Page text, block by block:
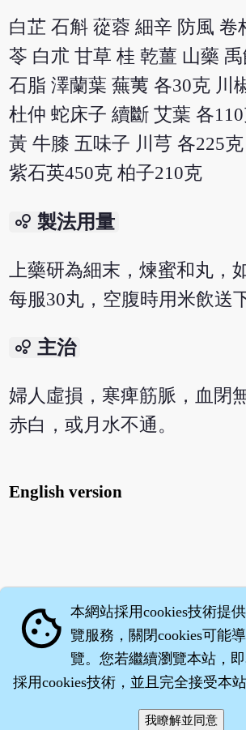
白芷 石斛 蓯蓉 細辛 防風 卷
苓 白朮 甘草 桂 乾薑 山藥
石脂 澤蘭葉 蕪荑 各30克 川
杜仲 蛇床子 續斷 艾葉 各
黃 牛膝 五味子 川芎 各225
紫石英450克 柏子210克
bubble_chart 製法用量
上藥研為細末，煉蜜和丸，
每服30丸，空腹時用米飲送
bubble_chart 主治
婦人虛損，寒痺筋脈，血閉
赤白，或月水不通。
English version
‧沈藥子©2008～
cookie 本網站採用cookies技術提
覽服務，關閉cookies可能
覽。您若繼續瀏覽本站，
採用cookies技術，並且完全接受本